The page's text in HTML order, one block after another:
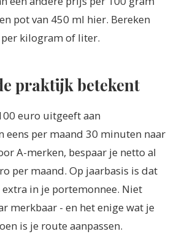
pot van 450 ml hier. Bereken
kilogram of liter.
praktijk betekent
euro uitgeeft aan
eens per maand 30 minuten naar
A-merken, bespaar je netto al
per maand. Op jaarbasis is dat
in je portemonnee. Niet
merkbaar - en het enige wat je
is je route aanpassen.